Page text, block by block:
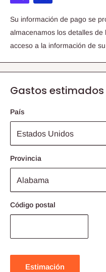
Su información de pago se
almacenamos los detalles
acceso a la información de
Gastos
País
Provincia
Código postal
Estimación